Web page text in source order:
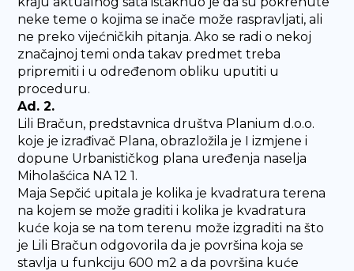
neke teme o kojima se inače može raspravljati, ali
ne preko vijećničkih pitanja. Ako se radi o nekoj
značajnoj temi onda takav predmet treba
pripremiti i u određenom obliku uputiti u
proceduru.
Ad. 2.
Lili Bračun, predstavnica društva Planium d.o.o.
koje je izrađivač Plana, obrazložila je I izmjene i
dopune Urbanističkog plana uređenja naselja
Miholašćica NA 12 1.
Maja Sepčić upitala je kolika je kvadratura terena
na kojem se može graditi i kolika je kvadratura
kuće koja se na tom terenu može izgraditi na što
je Lili Bračun odgovorila da je površina koja se
stavlja u funkciju 600 m2 a da površina kuće